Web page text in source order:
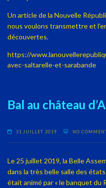
Un article de la Nouvelle
nous voulons transmettre et
découvertes.
https://
avec-saltarelle-et-sarabande
Bal au château
31 JUILLET 2019 NO
Le 25 juillet 2019, la Belle
dans la très belle salle des
était animé par « le banquet du